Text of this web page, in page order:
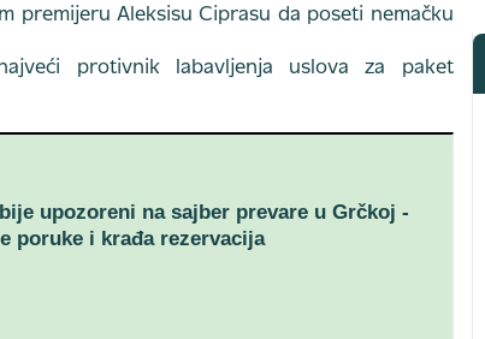
premijeru Aleksisu Ciprasu da poseti nemačku
protivnik labavljenja uslova za paket
upozoreni na sajber prevare u Grčkoj -
poruke i krađa rezervacija